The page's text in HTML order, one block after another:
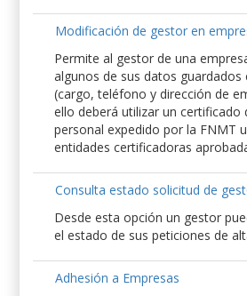
Modificación de gestor en
Permite al gestor de una
algunos de sus datos guardados
(cargo, teléfono y dirección de
ello deberá utilizar un certificado
personal expedido por la FNMT
entidades certificadoras
Consulta estado solicitud de
Desde esta opción un gestor
el estado de sus peticiones de
Adhesión a Empresas